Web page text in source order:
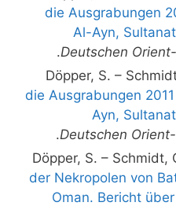
die Ausgrabungen
Al-Ayn,
Deutschen
Döpper, S. –
die Ausgrabungen
Ayn,
Deutschen
Döpper, S. – Schmidt,
der Nekropolen von
Oman. Bericht